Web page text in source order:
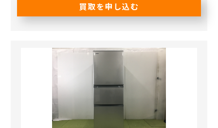
買取を申し込む